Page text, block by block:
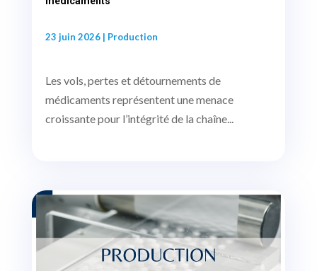
23 juin 2026| Production
Les vols, pertes et détournements de
médicaments représentent une menace
croissante pour l’intégrité de la chaîne...